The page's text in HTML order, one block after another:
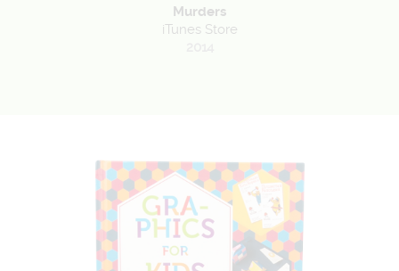
Murders
iTunes Store